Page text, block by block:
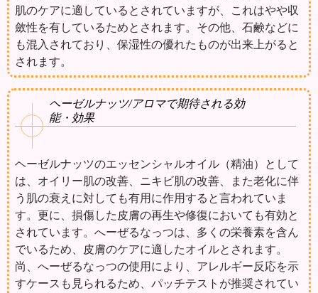
肌のケアに適しているとされていますが、これはやや収
斂性を有しているためとされます。その他、石鹸などに
も混入されており、保湿性の優れたものが出来上がると
されます。
ヘーゼルナッツ/アロマで期待される効
能・効果
ヘーゼルナッツのエッセンシャルオイル（精油）として
は、オイリー肌の改善、ニキビ肌の改善、また老化に伴
う肌の衰えに対しても有用に作用すると言われていま
す。更に、損傷した皮膚の再生や修復においても有効と
されています。へーぜるなっつは、多くの栄養素を含ん
でいるため、皮膚のケアに適したオイルとされます。
尚、へーぜるなっつの使用により、アレルギー反応を示
すケースも見られるため、パッチテストが推奨されてい